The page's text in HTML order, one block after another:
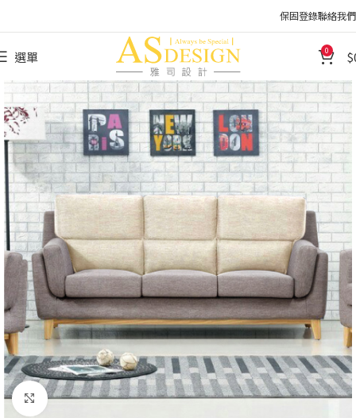
保固登錄聯絡我們
選單 0
Click to enlarge